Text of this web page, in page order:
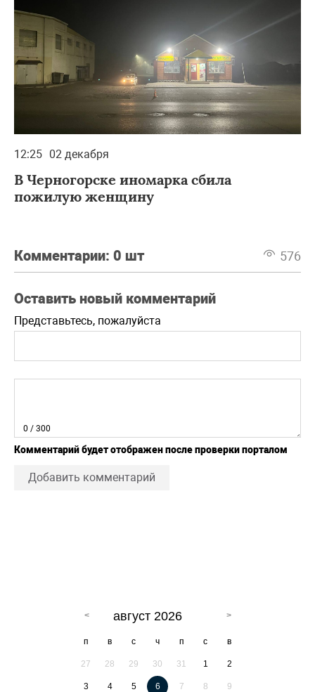
12:25 02 декабря
В Черногорске иномарка сбила
пожилую женщину
Комментарии: 0 шт 576
Оставить новый комментарий
Представьтесь, пожалуйста
0 / 300
Комментарий будет отображен после проверки порталом
Добавить комментарий
август 2026
п в с ч п с в
27 28 29 30 31 1 2
3 4 5 6 7 8 9